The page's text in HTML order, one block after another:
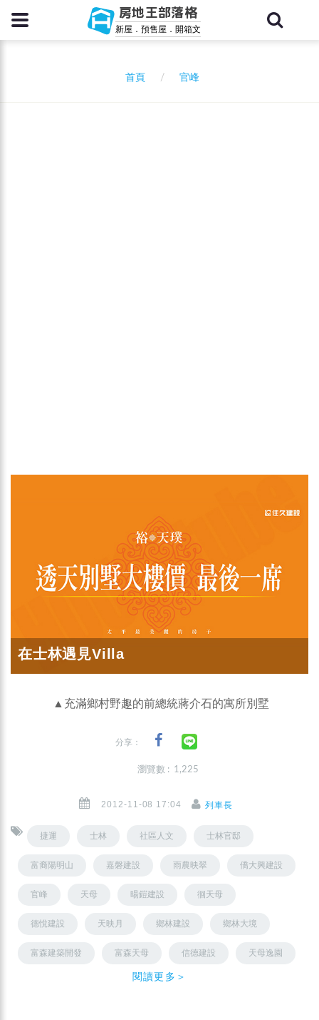
房地王部落格
新屋．預售屋．開箱文
首頁 官峰
在士林遇見Villa
▲充滿鄉村野趣的前總統蔣介石的寓所別墅
分享：
瀏覽數 : 1,225
2012-11-08 17:04 列車長
捷運 士林 社區人文 士林官邸
富裔陽明山 嘉磐建設 雨農映翠 僑大興建設
官峰 天母 暘鎧建設 徊天母
德悅建設 天映月 鄉林建設 鄉林大境
富森建築開發 富森天母 信德建設 天母逸園
閱讀更多＞